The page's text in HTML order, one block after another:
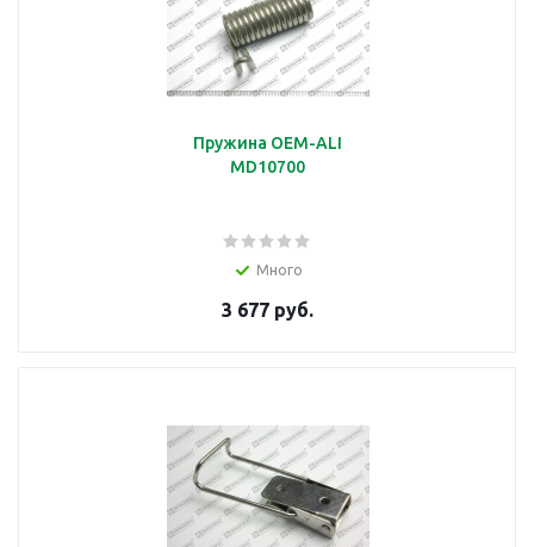
Держатель
подробнее
Пружина OEM-ALI
MD10700
Много
3 677 руб.